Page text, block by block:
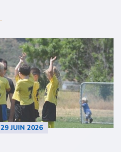
29 JUIN 2026